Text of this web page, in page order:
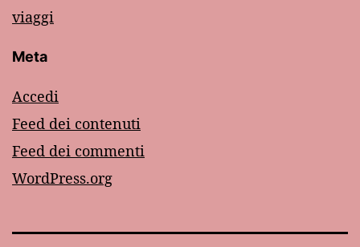
viaggi
Meta
Accedi
Feed dei contenuti
Feed dei commenti
WordPress.org